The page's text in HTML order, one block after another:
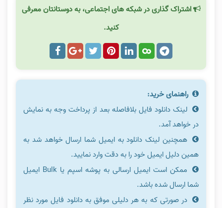
اشتراک گذاری در شبکه های اجتماعی، به دوستانتان معرفی
کنید.
راهنمای خرید:
لینک دانلود فایل بلافاصله بعد از پرداخت وجه به نمایش
در خواهد آمد.
همچنین لینک دانلود به ایمیل شما ارسال خواهد شد به
همین دلیل ایمیل خود را به دقت وارد نمایید.
ممکن است ایمیل ارسالی به پوشه اسپم یا Bulk ایمیل
شما ارسال شده باشد.
در صورتی که به هر دلیلی موفق به دانلود فایل مورد نظر